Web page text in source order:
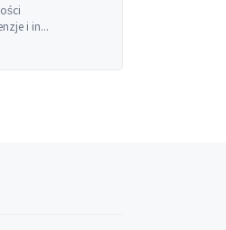
i in...